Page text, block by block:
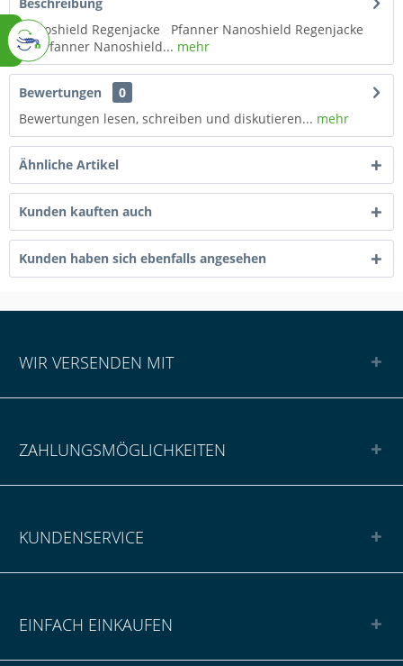
Nanoshield Regenjacke Pfanner Nanoshield Regenjacke
Die Pfanner Nanoshield... mehr
Bewertungen
0
Bewertungen lesen, schreiben und diskutieren... mehr
Ähnliche Artikel
Kunden kauften auch
Kunden haben sich ebenfalls angesehen
WIR VERSENDEN MIT
ZAHLUNGSMÖGLICHKEITEN
KUNDENSERVICE
EINFACH EINKAUFEN